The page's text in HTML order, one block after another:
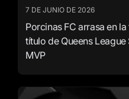
7 DE JUNIO DE 2026
Porcinas FC arrasa en
título de Queens
MVP